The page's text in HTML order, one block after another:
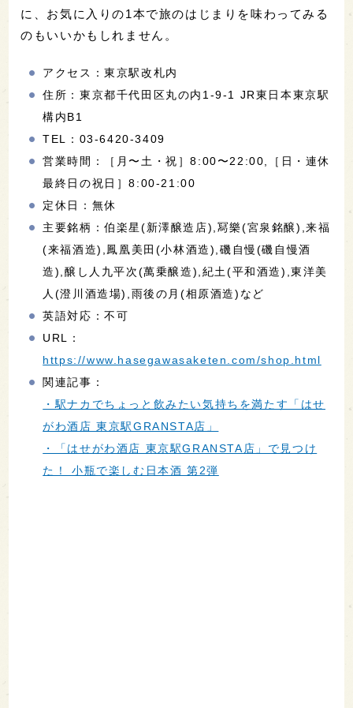
に、お気に入りの1本で旅のはじまりを味わってみる
のもいいかもしれません。
アクセス：東京駅改札内
住所：東京都千代田区丸の内1-9-1 JR東日本東京駅
構内B1
TEL：03-6420-3409
営業時間：［月〜土・祝］8:00〜22:00,［日・連休
最終日の祝日］8:00-21:00
定休日：無休
主要銘柄：伯楽星(新澤醸造店),冩樂(宮泉銘醸),来福
(来福酒造),鳳凰美田(小林酒造),磯自慢(磯自慢酒
造),醸し人九平次(萬乗醸造),紀土(平和酒造),東洋美
人(澄川酒造場),雨後の月(相原酒造)など
英語対応：不可
URL：
https://www.hasegawasaketen.com/shop.html
関連記事：
・駅ナカでちょっと飲みたい気持ちを満たす「はせ
がわ酒店 東京駅GRANSTA店」
・「はせがわ酒店 東京駅GRANSTA店」で見つけ
た！ 小瓶で楽しむ日本酒 第2弾